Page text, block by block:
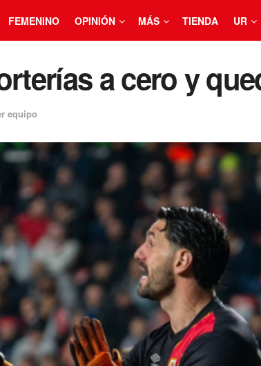
FEMENINO OPINIÓN MÁS TIENDA UR
a cero y
equipo